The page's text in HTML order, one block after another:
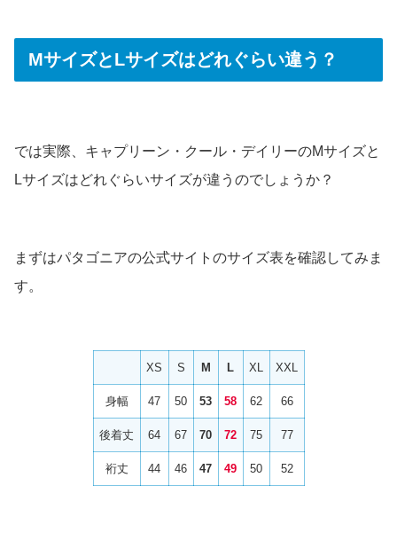
MサイズとLサイズはどれぐらい違う？
では実際、キャプリーン・クール・デイリーのMサイズと
Lサイズはどれぐらいサイズが違うのでしょうか？
まずはパタゴニアの公式サイトのサイズ表を確認してみま
す。
XS S M L XL XXL
身幅 47 50 53 58 62 66
後着丈 64 67 70 72 75 77
裄丈 44 46 47 49 50 52